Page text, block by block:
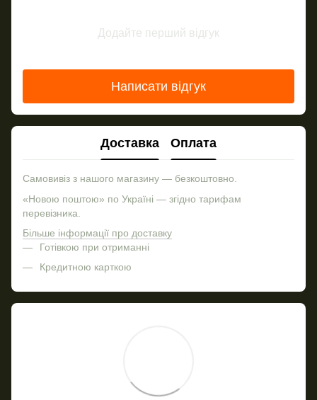
Додайте перший відгук
Написати відгук
Доставка Оплата
Самовивіз з нашого магазину — безкоштовно.
«Новою поштою» по Україні — згідно тарифам
перевізника.
Більше інформації про доставку
Готівкою при отриманні
Кредитною карткою